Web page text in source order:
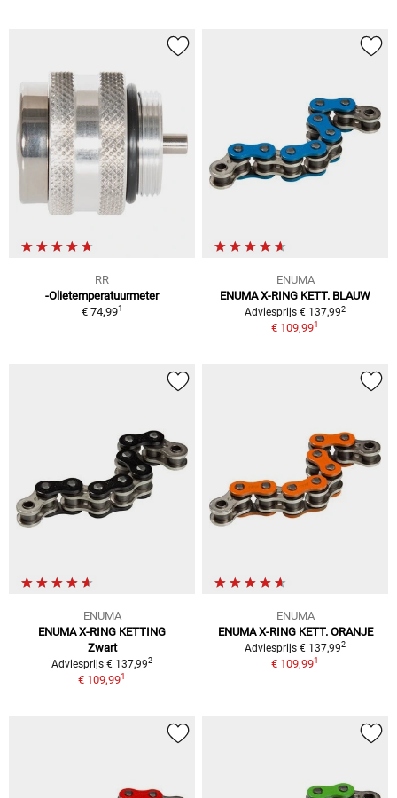
RR
-Olietemperatuurmeter
€ 74,991
ENUMA
ENUMA X-RING KETT. BLAUW
Adviesprijs € 137,992
€ 109,991
ENUMA
ENUMA X-RING KETTING
Zwart
Adviesprijs € 137,992
€ 109,991
ENUMA
ENUMA X-RING KETT. ORANJE
Adviesprijs € 137,992
€ 109,991